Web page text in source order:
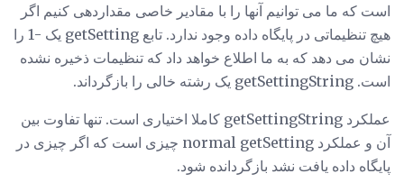
است که ما می توانیم آنها را با مقادیر خاصی مقداردهی کنیم اگر
هیچ تنظیماتی در پایگاه داده وجود ندارد. تابع getSetting یک -1 را
نشان می دهد که به ما اطلاع خواهد داد که تنظیمات ذخیره نشده
است. getSettingString یک رشته خالی را بازگرداند.
عملکرد getSettingString کاملا اختیاری است. تنها تفاوت بین
آن و عملکرد normal getSetting چیزی است که اگر چیزی در
پایگاه داده یافت نشد بازگردانده شود.